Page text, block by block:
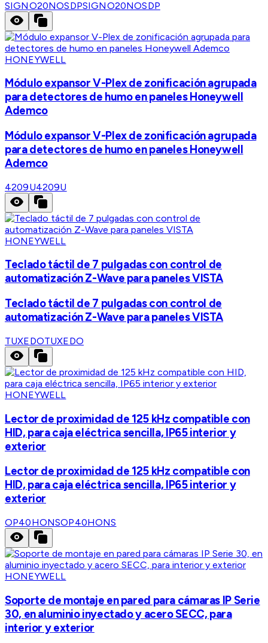
SIGNO20NOSDPSIGNO20NOSDP
HONEYWELL
Módulo expansor V-Plex de zonificación agrupada
para detectores de humo en paneles Honeywell
Ademco
Módulo expansor V-Plex de zonificación agrupada
para detectores de humo en paneles Honeywell
Ademco
4209U4209U
HONEYWELL
Teclado táctil de 7 pulgadas con control de
automatización Z-Wave para paneles VISTA
Teclado táctil de 7 pulgadas con control de
automatización Z-Wave para paneles VISTA
TUXEDOTUXEDO
HONEYWELL
Lector de proximidad de 125 kHz compatible con
HID, para caja eléctrica sencilla, IP65 interior y
exterior
Lector de proximidad de 125 kHz compatible con
HID, para caja eléctrica sencilla, IP65 interior y
exterior
OP40HONSOP40HONS
HONEYWELL
Soporte de montaje en pared para cámaras IP Serie
30, en aluminio inyectado y acero SECC, para
interior y exterior